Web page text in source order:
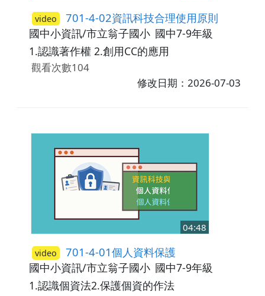
video 701-4-02資訊科技合理使用原則
國中小資訊/市立翁子國小 國中7-9年級
1.認識著作權 2.創用CC的應用
觀看次數104
修改日期：2026-07-03
04:48
video 701-4-01個人資料保護
國中小資訊/市立翁子國小 國中7-9年級
1.認識個資法2.保護個資的作法